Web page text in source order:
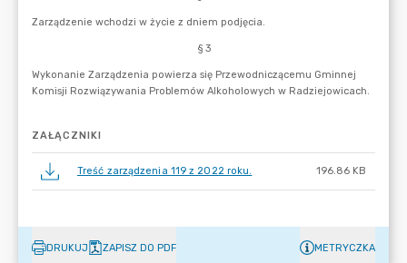
ZAŁĄCZNIKI
Treść zarządzenia 119 z 2022 roku. 196.86 KB
DRUKUJ ZAPISZ DO PDF METRYCZKA